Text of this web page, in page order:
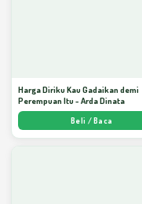
Harga Diriku Kau Gadaikan demi
Perempuan Itu - Arda Dinata
Beli / Baca